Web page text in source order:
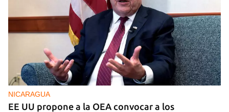
NICARAGUA
EE UU propone a la OEA convocar a los